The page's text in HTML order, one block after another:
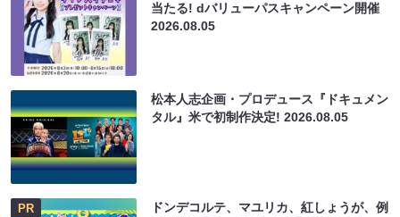
当たる! dバリューパスキャンペーン開催
2026.08.05
松本人志企画・プロデュース『ドキュメン
タル』米で初制作決定!2026.08.05
PR
ドンデコルテ、マユリカ、紅しょうが、例